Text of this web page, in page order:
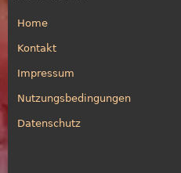
Home
Kontakt
Impressum
Nutzungsbedingungen
Datenschutz